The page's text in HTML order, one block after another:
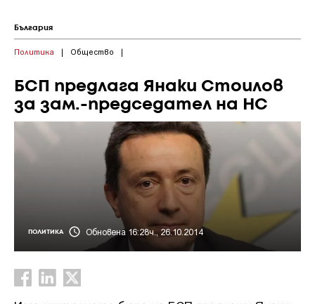
България
Политика | Общество |
БСП предлага Янаки Стоилов
за зам.-председател на НС
ПОЛИТИКА Обновена 16:28ч., 26.10.2014